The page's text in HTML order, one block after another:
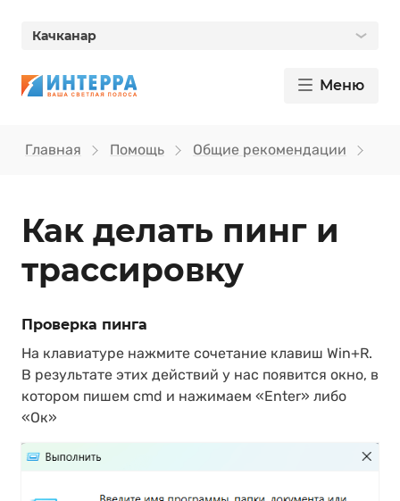
Качканар
Меню
Главная Помощь Общие рекомендации
Как делать пинг и
трассировку
Проверка пинга
На клавиатуре нажмите сочетание клавиш Win+R.
В результате этих действий у нас появится окно, в
котором пишем cmd и нажимаем «Enter» либо
«Ок»